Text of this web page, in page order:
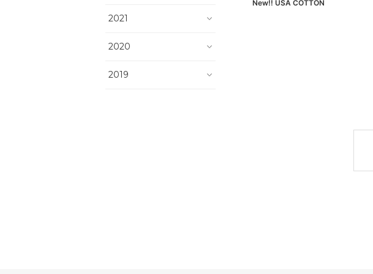
New!! USA COTTON
2021
2020
2019